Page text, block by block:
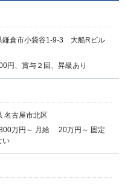
鎌倉市小袋谷1-9-3 大船Rビル
円、賞与２回、昇級あり
名古屋市北区
万円～ 月給 20万円～ 固定
い